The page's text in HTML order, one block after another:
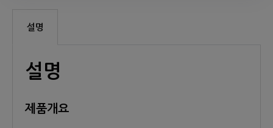
설명
설명
제품개요